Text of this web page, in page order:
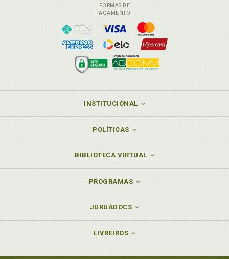
FORMAS DE
PAGAMENTO
INSTITUCIONAL
POLÍTICAS
BIBLIOTECA VIRTUAL
PROGRAMAS
JURUÁDOCS
LIVREIROS